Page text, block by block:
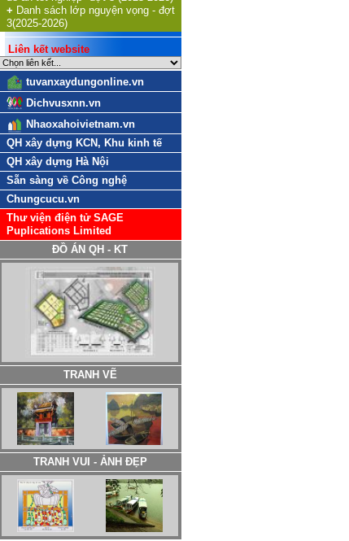
+ Danh sách lớp nguyện vọng - đợt
3(2025-2026)
Liên kết website
tuvanxaydungonline.vn
Dichvusxnn.vn
Nhaoxahoivietnam.vn
QH xây dựng KCN, Khu kinh tế
QH xây dựng Hà Nội
Sẵn sàng về Công nghệ
Chungcucu.vn
Thư viện điện tử SAGE
Puplications Limited
ĐỒ ÁN QH - KT
TRANH VẼ
TRANH VUI - ẢNH ĐẸP